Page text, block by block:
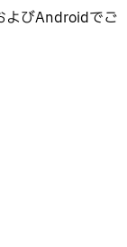
よびAndroidでご